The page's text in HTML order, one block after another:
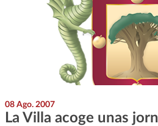
08 Ago. 2007
La Villa acoge unas